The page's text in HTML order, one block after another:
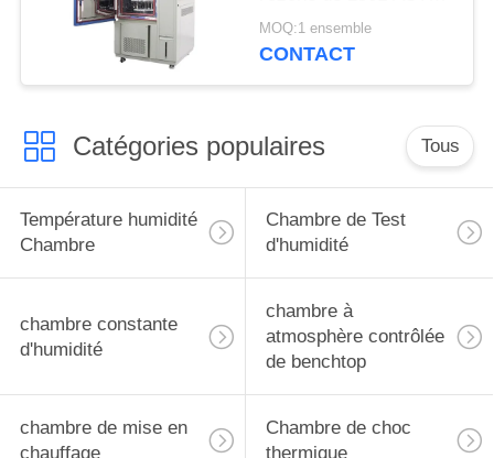
D1171
MOQ:1 ensemble
CONTACT
Catégories populaires Tous
Température humidité
Chambre
Chambre de Test
d'humidité
chambre constante
d'humidité
chambre à
atmosphère contrôlée
de benchtop
chambre de mise en
chauffage
Chambre de choc
thermique